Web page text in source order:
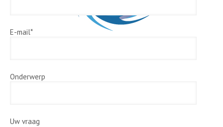
E-mail*
Onderwerp
Uw vraag